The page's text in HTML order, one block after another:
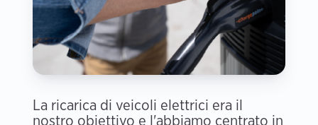
La ricarica di veicoli elettrici era il
nostro obiettivo e l'abbiamo centrato in